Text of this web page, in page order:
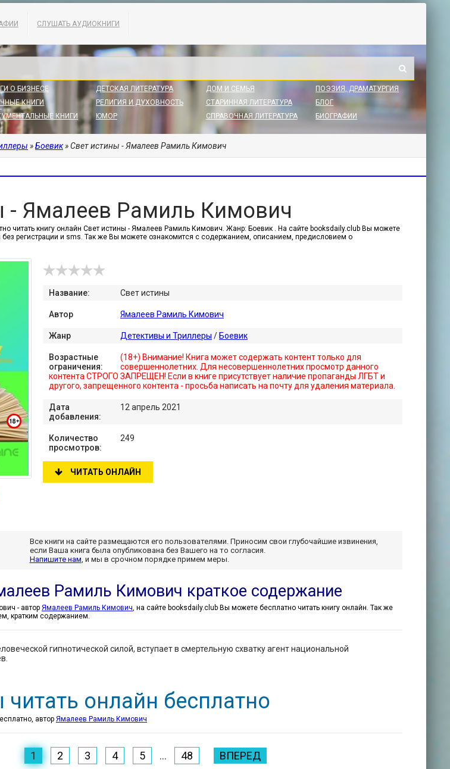
СЛУШАТЬ АУДИОКНИГИ
О БИЗНЕСЕ
КНИГИ
КНИГИ
ДЕТСКАЯ ЛИТЕРАТУРА
РЕЛИГИЯ И ДУХОВНОСТЬ
ЮМОР
ДОМ И СЕМЬЯ
СТАРИННАЯ ЛИТЕРАТУРА
СПРАВОЧНАЯ ЛИТЕРАТУРА
ПОЭЗИЯ, ДРАМАТУРГИЯ
БЛОГ
БИОГРАФИИ
»Боевик» Свет истины - Ямалеев Рамиль Кимович
- Ямалеев Рамиль Кимович
читать книгу онлайн Свет истины - Ямалеев Рамиль Кимович. Жанр: Боевик . На сайте booksdaily.club Вы можете
без регистрации и sms. Так же Вы можете ознакомится с содержанием, описанием, предисловием о
Название: Свет истины
Автор Ямалеев Рамиль Кимович
Жанр Детективы и Триллеры / Боевик
Возрастные
ограничения:
(18+) Внимание! Книга может содержать контент только для
совершеннолетних. Для несовершеннолетних просмотр данного
контента СТРОГО ЗАПРЕЩЕН! Если в книге присутствует наличие пропаганды ЛГБТ и
другого, запрещенного контента - просьба написать на почту для удаления материала.
Дата
добавления:
12 апрель 2021
Количество
просмотров:
249
ЧИТАТЬ ОНЛАЙН
Все книги на сайте размещаются его пользователями. Приносим свои глубочайшие извинения,
если Ваша книга была опубликована без Вашего на то согласия.
Напишите нам, и мы в срочном порядке примем меры.
Рамиль Кимович краткое содержание
Свет истины - Ямалеев Рамиль Кимович - автор Ямалеев Рамиль Кимович, на сайте booksdaily.club Вы можете бесплатно читать книгу онлайн. Так же
кратким содержанием.
гипнотической силой, вступает в смертельную схватку агент национальной
читать онлайн бесплатно
автор Ямалеев Рамиль Кимович
1 2 3 4 5 ... 48 ВПЕРЕД